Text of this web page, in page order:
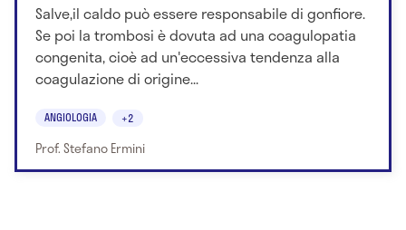
Salve,il caldo può essere responsabile di gonfiore.
Se poi la trombosi è dovuta ad una coagulopatia
congenita, cioè ad un'eccessiva tendenza alla
coagulazione di origine...
ANGIOLOGIA +2
Prof. Stefano Ermini